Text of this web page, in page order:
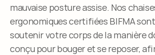
mauvaise posture assise. Nos
ergonomiques certifiées BIFMA
soutenir votre corps de la manière
conçu pour bouger et se reposer,